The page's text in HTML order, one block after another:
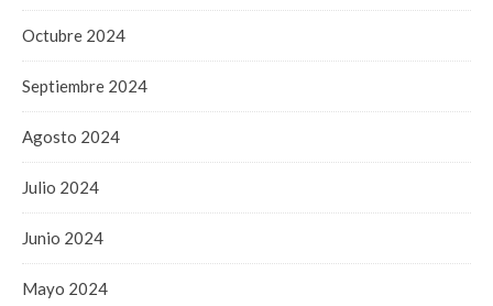
Octubre 2024
Septiembre 2024
Agosto 2024
Julio 2024
Junio 2024
Mayo 2024